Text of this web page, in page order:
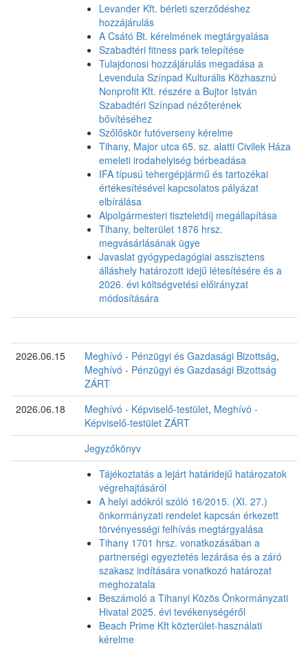
Levander Kft. bérleti szerződéshez
hozzájárulás
A Csátó Bt. kérelmének megtárgyalása
Szabadtéri fitness park telepítése
Tulajdonosi hozzájárulás megadása a
Levendula Színpad Kulturális Közhasznú
Nonprofit Kft. részére a Bujtor István
Szabadtéri Színpad nézőterének
bővítéséhez
Szőlőskör futóverseny kérelme
Tihany, Major utca 65. sz. alatti Civilek Háza
emeleti irodahelyiség bérbeadása
IFA típusú tehergépjármű és tartozékai
értékesítésével kapcsolatos pályázat
elbírálása
Alpolgármesteri tiszteletdíj megállapítása
Tihany, belterület 1876 hrsz.
megvásárlásának ügye
Javaslat gyógypedagógiai asszisztens
álláshely határozott idejű létesítésére és a
2026. évi költségvetési előirányzat
módosítására
2026.06.15 Meghívó - Pénzügyi és Gazdasági Bizottság,
Meghívó - Pénzügyi és Gazdasági Bizottság
ZÁRT
2026.06.18
Meghívó - Képviselő-testület, Meghívó -
Képviselő-testület ZÁRT
Jegyzőkönyv
Tájékoztatás a lejárt határidejű határozatok
végrehajtásáról
A helyi adókról szóló 16/2015. (XI. 27.)
önkormányzati rendelet kapcsán érkezett
törvényességi felhívás megtárgyalása
Tihany 1701 hrsz. vonatkozásában a
partnerségi egyeztetés lezárása és a záró
szakasz indítására vonatkozó határozat
meghozatala
Beszámoló a Tihanyi Közös Önkormányzati
Hivatal 2025. évi tevékenységéről
Beach Prime Kft közterület-használati
kérelme